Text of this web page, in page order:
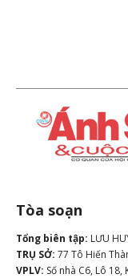
Tòa soạn
Tổng biên tập: LƯU
TRỤ SỞ: 77 Tô Hiến
VPLV: Số nhà C6, Lô